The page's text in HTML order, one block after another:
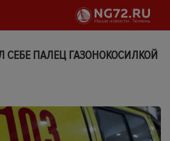
ПАЛЕЦ ГАЗОНОКОСИЛКОЙ